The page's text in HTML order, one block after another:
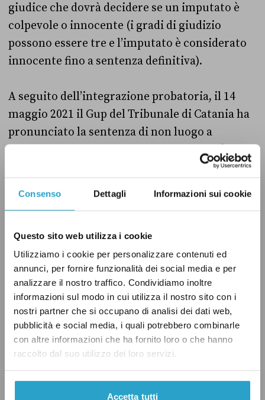
Consenso Dettagli Informazioni sui cookie
Questo sito web utilizza i cookie
Utilizziamo i cookie per personalizzare contenuti ed
annunci, per fornire funzionalità dei social media e per
analizzare il nostro traffico. Condividiamo inoltre
informazioni sul modo in cui utilizza il nostro sito con i
nostri partner che si occupano di analisi dei dati web,
pubblicità e social media, i quali potrebbero combinarle
con altre informazioni che ha fornito loro o che hanno
raccolto dal suo utilizzo dei loro servizi.
Accetta tutti
giudice che dovrà decidere se un imputato è
colpevole o innocente (i gradi di giudizio
possono essere tre e l’imputato è considerato
innocente fino a sentenza definitiva).
A seguito dell’integrazione probatoria, il 14
maggio 2021 il Gup del Tribunale di Catania ha
pronunciato la sentenza di non luogo a
procedere nei confronti di Salvini perché «il
qui è consultabileil testo
caso Open Arms: ad aprile 2021, infatti, il Gup
Salvini, dopo che il Senato ha approvato
l’autorizzazione a procedere a luglio 2020,
autorizzazione richiesta dal Tribunale dei
ministri di Palermo. La sentenza di primo
grado nel processo Open Arms è attesa dopo il
prossimo 18 ottobre, quando interverrà
l’avvocata che difende Salvini, la senatrice della